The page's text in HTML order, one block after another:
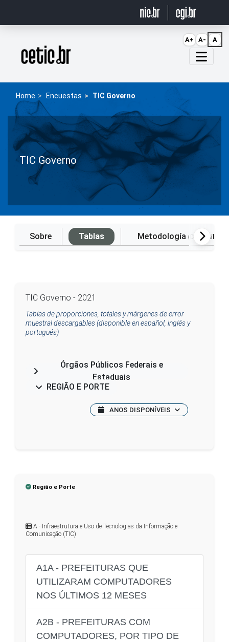
Página inicial
Home Encuestas TIC Governo
TIC Governo
Sobre Tablas Metodología (Disponible
TIC Governo - 2021
Tablas de proporciones, totales y márgenes de error
muestral descargables (disponible en español, inglés y
portugués)
Órgãos Públicos Federais e
Estaduais
REGIÃO E PORTE
ANOS DISPONÍVEIS
Região e Porte
A - Infraestrutura e Uso de Tecnologias da Informação e
Comunicação (TIC)
A1A - PREFEITURAS QUE
UTILIZARAM COMPUTADORES
NOS ÚLTIMOS 12 MESES
A2B - PREFEITURAS COM
COMPUTADORES, POR TIPO DE
A+ A- A